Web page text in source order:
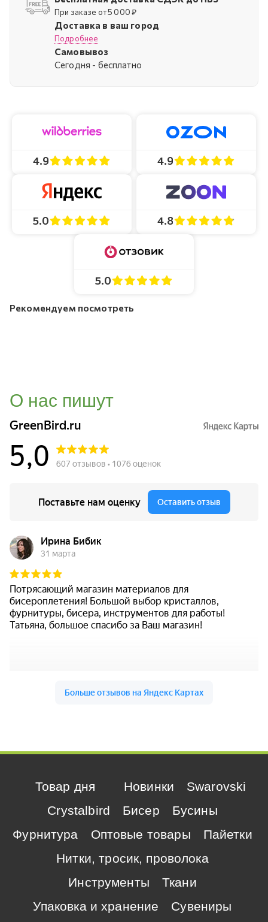
При заказе от 5 000 ₽
Доставка в ваш город
Подробнее
Самовывоз
Cегодня - бесплатно
4.9 4.9
5.0 4.8
5.0
Рекомендуем посмотреть
О нас пишут
Товар дня Новинки
Swarovski
Crystalbird
Бисер
Бусины
Фурнитура
Оптовые товары
Пайетки
Нитки, тросик, проволока
Инструменты
Ткани
Упаковка и хранение
Сувениры